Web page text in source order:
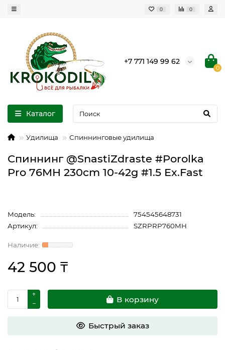
0 0
+7 771 149 99 62
0
Каталог
Удилища Спиннинговые удилища
Спиннинг @SnastiZdraste #Porolka
Pro 76MH 230cm 10-42g #1.5 Ex.Fast
Модель:
754545648731
Артикул:
SZRPRP760MH
42 500 ₸
В корзину
Быстрый заказ